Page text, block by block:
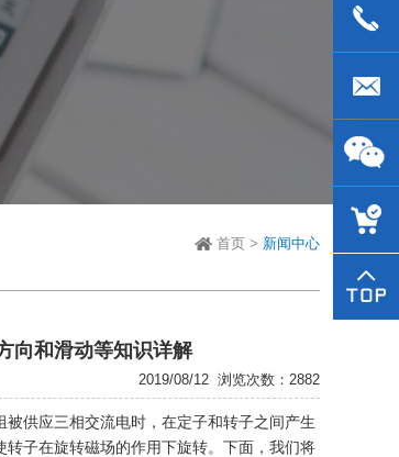
首页 > 新闻中心
向和滑动等知识详解
浏览次数：2882
2019/08/12
供应三相交流电时，在定子和转子之间产生
子在旋转磁场的作用下旋转。下面，我们将